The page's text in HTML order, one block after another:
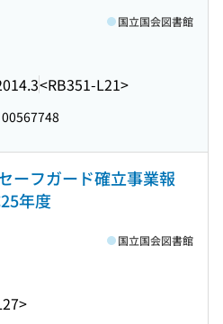
<RB351-L21>
国立国会図書館
00567748
ーフガード確立事業報
年度
国立国会図書館